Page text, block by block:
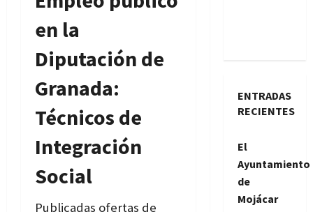
en la
Diputación de
Granada:
Técnicos de
Integración
Social
Publicadas ofertas de
ENTRADAS
RECIENTES
El
Ayuntamiento
de
Mojácar